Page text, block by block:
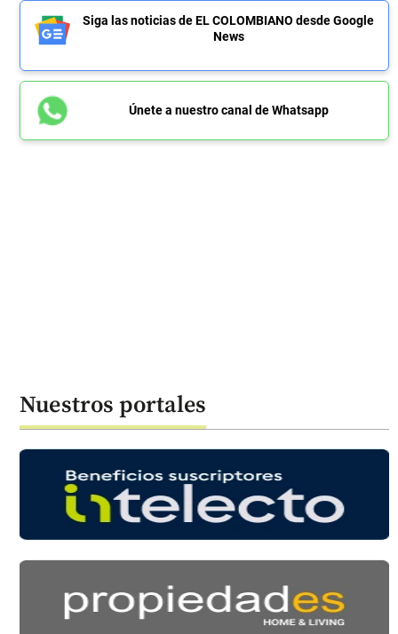
Siga las noticias de EL COLOMBIANO desde Google
News
Únete a nuestro canal de Whatsapp
Nuestros portales